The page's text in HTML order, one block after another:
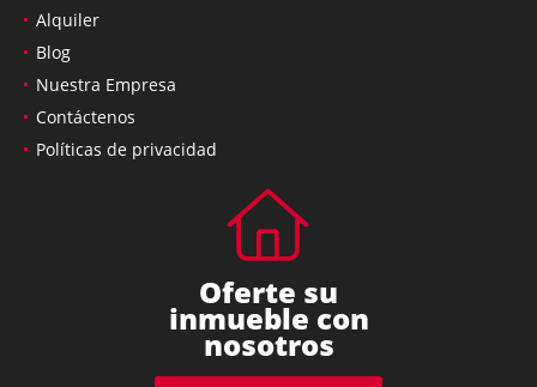
Alquiler
Blog
Nuestra Empresa
Contáctenos
Políticas de privacidad
Oferte su
inmueble con
nosotros